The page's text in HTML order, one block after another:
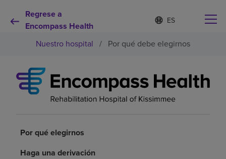
Regrese a
Encompass Health
Lista
de
idiomas
contraída
d
o
s
e
e
Por qué debe elegirnos
Nuestro hospital / Por qué debe elegirnos
Por qué elegirnos
Haga una derivación